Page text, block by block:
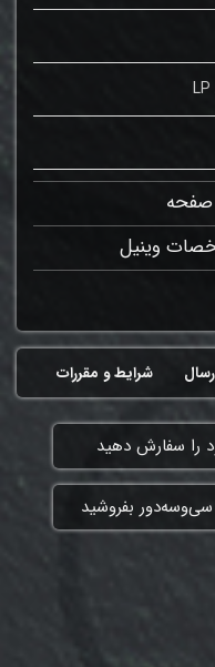
وینیل
شرایط و مقررات
را سفارش دهید
سی‌وسه‌دور بفروشید